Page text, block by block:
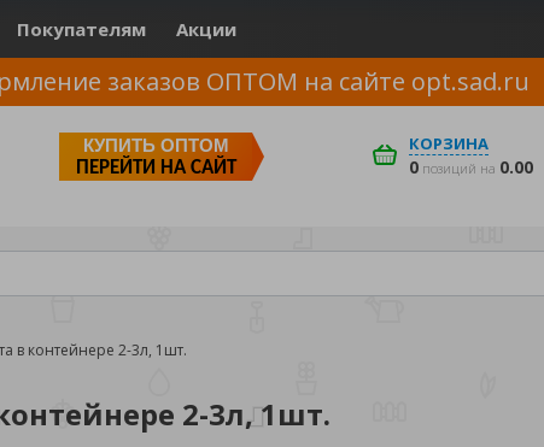
Покупателям Акции
заказов ОПТОМ на сайте opt.sad.ru
КУПИТЬ ОПТОМ
ПЕРЕЙТИ НА САЙТ
КОРЗИНА
0 позиций на 0.00
в контейнере 2-3л, 1шт.
2-3л, 1шт.